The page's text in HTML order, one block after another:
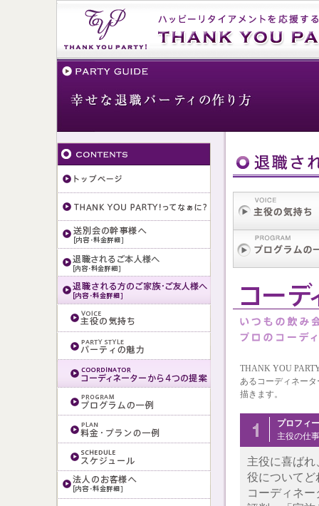
THANK YOU
あるコーディネー
描きます。
プロフィ
主役の仕
主役に喜ば
役についてど
コーディネ